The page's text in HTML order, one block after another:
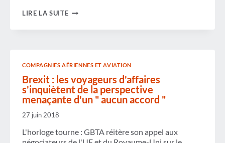
LIRE LA SUITERÉVISION
SERVICES
LES
VOYAGEURS
D'AFFAIRES
SUJETS
DE
COMPAGNIES AÉRIENNES ET AVIATION
Brexit : les voyageurs d'affaires
s'inquiètent de la perspective
menaçante d'un " aucun accord "
27 juin 2018
L'horloge tourne : GBTA réitère son appel aux